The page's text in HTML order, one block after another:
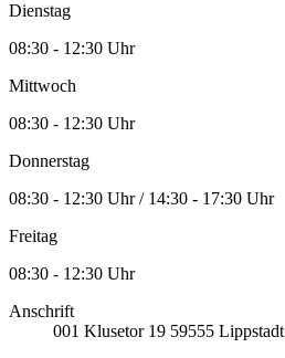
Dienstag
08:30 - 12:30 Uhr
Mittwoch
08:30 - 12:30 Uhr
Donnerstag
08:30 - 12:30 Uhr / 14:30 - 17:30 Uhr
Freitag
08:30 - 12:30 Uhr
Anschrift
001 Klusetor 19 59555 Lippstadt